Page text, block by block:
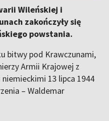
Wileńskiej i
zakończyły się
powstania.
bitwy pod Krawczunami,
Armii Krajowej z
13 lipca 1944
– Waldemar